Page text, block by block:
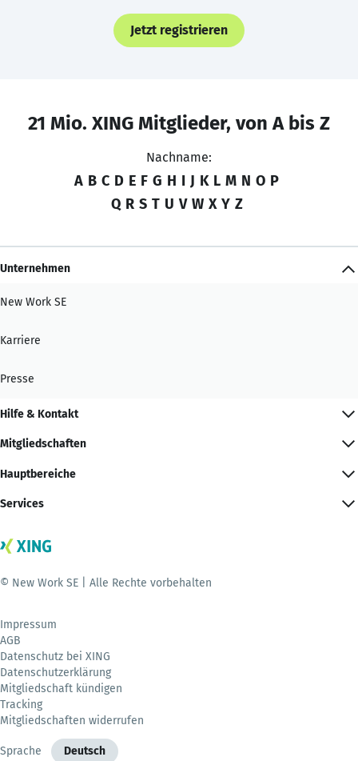
Jetzt registrieren
21 Mio. XING Mitglieder, von A bis Z
Nachname:
A B C D E F G H I J K L M N O P
Q R S T U V W X Y Z
Unternehmen
New Work SE
Karriere
Presse
Hilfe & Kontakt
Mitgliedschaften
Hauptbereiche
Services
© New Work SE | Alle Rechte vorbehalten
Impressum
AGB
Datenschutz bei XING
Datenschutzerklärung
Mitgliedschaft kündigen
Tracking
Mitgliedschaften widerrufen
Sprache Deutsch